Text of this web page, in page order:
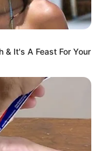
& It's A Feast For Your